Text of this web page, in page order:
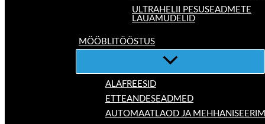
ULTRAHELII PESUSEADMETE
LAUAMUDELID
MÖÖBLITÖÖSTUS
ALAFREESID
ETTEANDESEADMED
AUTOMAATLAOD JA